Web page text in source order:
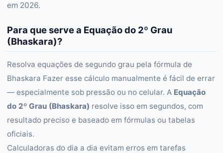
em 2026.
Para que serve a Equação do 2º Grau
(Bhaskara)?
Resolva equações de segundo grau pela fórmula de
Bhaskara Fazer esse cálculo manualmente é fácil de errar
— especialmente sob pressão ou no celular. A Equação
do 2º Grau (Bhaskara) resolve isso em segundos, com
resultado preciso e baseado em fórmulas ou tabelas
oficiais.
Calculadoras do dia a dia evitam erros em tarefas